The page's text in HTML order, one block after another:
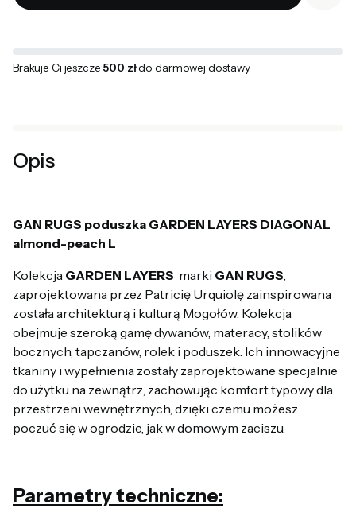
Brakuje Ci jeszcze 500 złdo darmowej dostawy
Opis
GAN RUGS poduszka GARDEN LAYERS DIAGONAL
almond-peach L
Kolekcja GARDEN LAYERS marki GAN RUGS,
zaprojektowana przez Patricię Urquiolę zainspirowana
została architekturą i kulturą Mogołów. Kolekcja
obejmuje szeroką gamę dywanów, materacy, stolików
bocznych, tapczanów, rolek i poduszek. Ich innowacyjne
tkaniny i wypełnienia zostały zaprojektowane specjalnie
do użytku na zewnątrz, zachowując komfort typowy dla
przestrzeni wewnętrznych, dzięki czemu możesz
poczuć się w ogrodzie, jak w domowym zaciszu.
Parametry techniczne: